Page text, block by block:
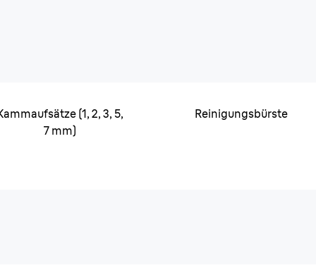
(1, 2, 3, 5,
7 mm)
Reinigungsbürste